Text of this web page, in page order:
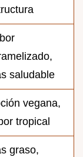
saludable
vegana,
tropical
graso,